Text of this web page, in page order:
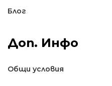
Блог
Доп. Инфо
Общи условия